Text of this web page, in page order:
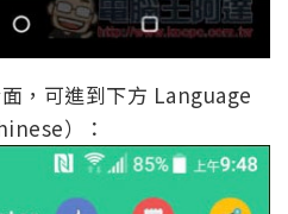
，可進到下方 Language
）：